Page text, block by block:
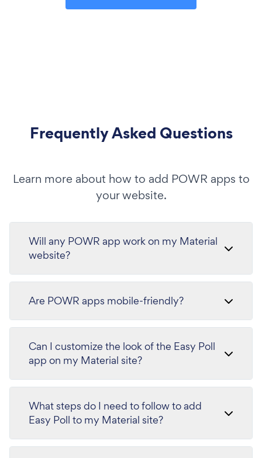
Frequently Asked Questions
Learn more about how to add POWR apps to
your website.
Will any POWR app work on my Material
website?
Are POWR apps mobile-friendly?
Can I customize the look of the Easy Poll
app on my Material site?
What steps do I need to follow to add
Easy Poll to my Material site?